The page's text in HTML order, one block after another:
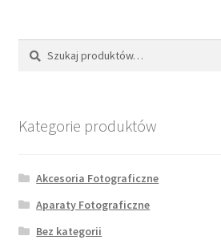
Szukaj:
Szukaj
Kategorie produktów
Akcesoria Fotograficzne
Aparaty Fotograficzne
Bez kategorii